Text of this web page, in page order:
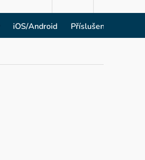
KOŠÍK
iOS/Android Příslušenství